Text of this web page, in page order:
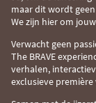
maar dit wordt
We zijn hier om
Verwacht geen
The BRAVE
verhalen,
exclusieve